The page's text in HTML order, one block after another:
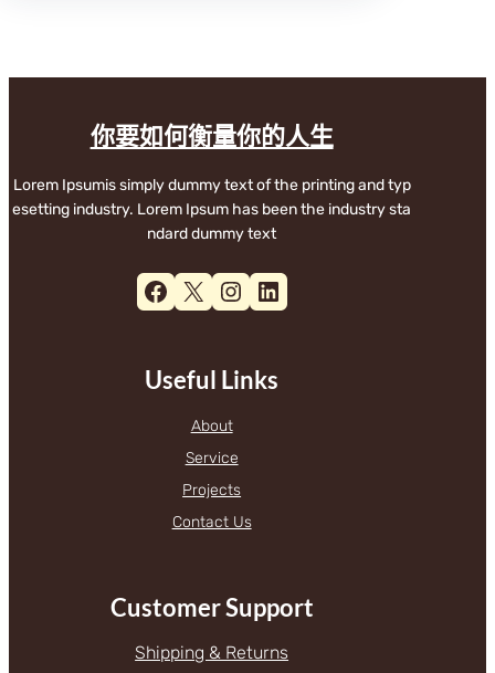
你要如何衡量你的人生
Lorem Ipsumis simply dummy text of the printing and typ
esetting industry. Lorem Ipsum has been the industry sta
ndard dummy text
Facebook X Instagram LinkedIn
Useful Links
About
Service
Projects
Contact Us
Customer Support
Shipping & Returns